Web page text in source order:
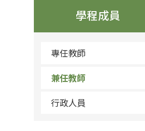
學程成員
專任教師
兼任教師
行政人員